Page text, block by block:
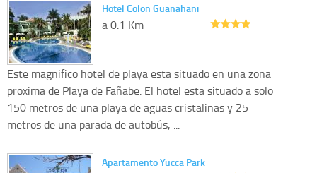
Hotel Colon Guanahani
a 0.1 Km
Este magnifico hotel de playa esta situado en una zona
proxima de Playa de Fañabe. El hotel esta situado a solo
150 metros de una playa de aguas cristalinas y 25
metros de una parada de autobús, ...
Apartamento Yucca Park